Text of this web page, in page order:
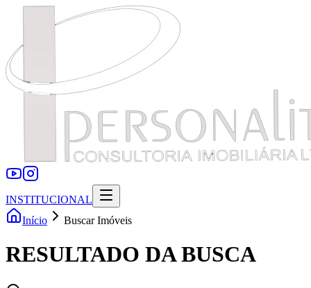
INSTITUCIONAL
Início
Buscar Imóveis
RESULTADO DA BUSCA